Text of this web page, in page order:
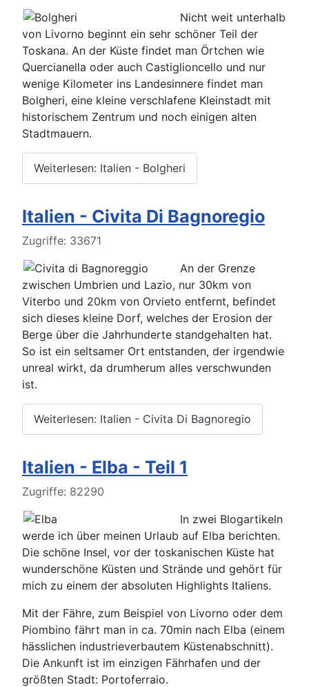
Nicht weit unterhalb
von Livorno beginnt ein sehr schöner Teil der
Toskana. An der Küste findet man Örtchen wie
Quercianella oder auch Castiglioncello und nur
wenige Kilometer ins Landesinnere findet man
Bolgheri, eine kleine verschlafene Kleinstadt mit
historischem Zentrum und noch einigen alten
Stadtmauern.
Weiterlesen: Italien - Bolgheri
Italien - Civita Di Bagnoregio
Details
Zugriffe: 33671
An der Grenze
zwischen Umbrien und Lazio, nur 30km von
Viterbo und 20km von Orvieto entfernt, befindet
sich dieses kleine Dorf, welches der Erosion der
Berge über die Jahrhunderte standgehalten hat.
So ist ein seltsamer Ort entstanden, der irgendwie
unreal wirkt, da drumherum alles verschwunden
ist.
Weiterlesen: Italien - Civita Di Bagnoregio
Italien - Elba - Teil 1
Details
Zugriffe: 82290
In zwei Blogartikeln
werde ich über meinen Urlaub auf Elba berichten.
Die schöne Insel, vor der toskanischen Küste hat
wunderschöne Küsten und Strände und gehört für
mich zu einem der absoluten Highlights Italiens.
Mit der Fähre, zum Beispiel von Livorno oder dem
Piombino fährt man in ca. 70min nach Elba (einem
hässlichen industrieverbautem Küstenabschnitt).
Die Ankunft ist im einzigen Fährhafen und der
größten Stadt: Portoferraio.